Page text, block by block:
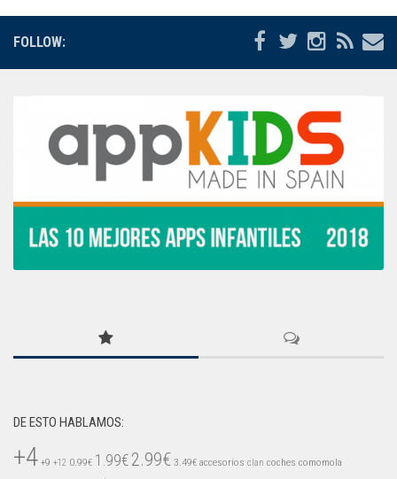
FOLLOW:
DE ESTO HABLAMOS:
+4 +9 +12 0.99€ 1.99€ 2.99€ 3.49€ accesorios clan coches comomola